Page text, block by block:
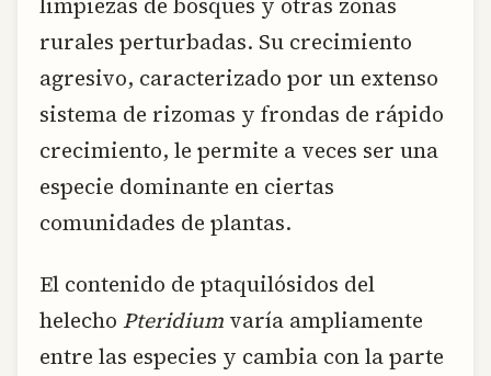
limpiezas de bosques y otras zonas
rurales perturbadas. Su crecimiento
agresivo, caracterizado por un extenso
sistema de rizomas y frondas de rápido
crecimiento, le permite a veces ser una
especie dominante en ciertas
comunidades de plantas.
El contenido de ptaquilósidos del
helecho Pteridium varía ampliamente
entre las especies y cambia con la parte